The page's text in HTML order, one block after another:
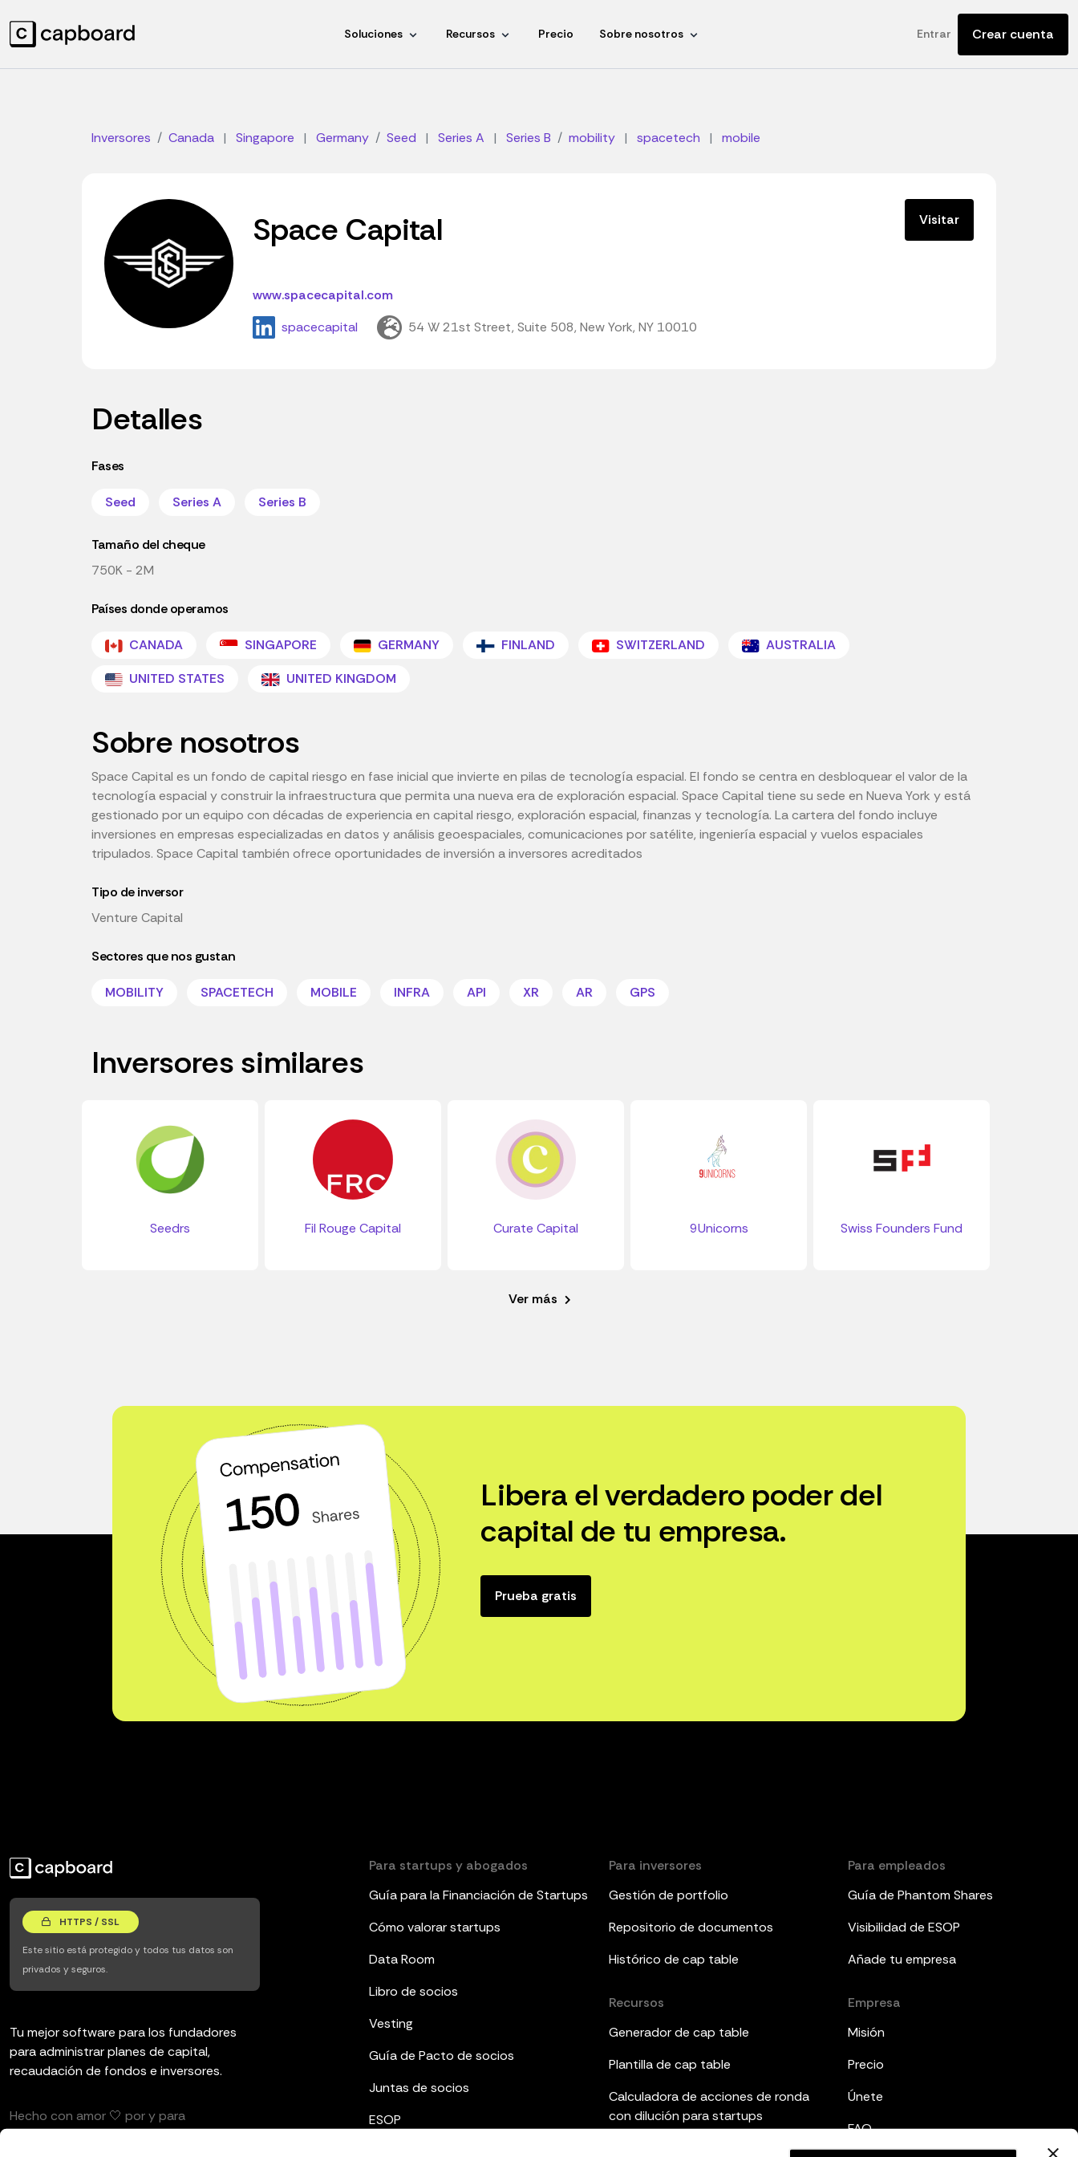
Soluciones Recursos Precio Sobre nosotros Entrar Crear cuenta
Inversores Canada | Singapore | Germany Seed | Series A | Series B mobility | spacetech | mobile
Space Capital Visitar
www.spacecapital.com
spacecapital
54 W 21st Street, Suite 508, New York, NY 10010
Detalles
Fases
Seed Series A Series B
Tamaño del cheque
750K - 2M
Países donde operamos
CANADA SINGAPORE GERMANY FINLAND SWITZERLAND
AUSTRALIA
UNITED STATES
UNITED KINGDOM
Sobre nosotros
Space Capital es un fondo de capital riesgo en fase inicial que invierte en pilas de tecnología espacial. El fondo se centra en desbloquear el valor de la
tecnología espacial y construir la infraestructura que permita una nueva era de exploración espacial. Space Capital tiene su sede en Nueva York y está
gestionado por un equipo con décadas de experiencia en capital riesgo, exploración espacial, finanzas y tecnología. La cartera del fondo incluye
inversiones en empresas especializadas en datos y análisis geoespaciales, comunicaciones por satélite, ingeniería espacial y vuelos espaciales
tripulados. Space Capital también ofrece oportunidades de inversión a inversores acreditados
Tipo de inversor
Venture Capital
Sectores que nos gustan
MOBILITY SPACETECH MOBILE INFRA API XR AR GPS
Inversores similares
Seedrs Fil Rouge Capital Curate Capital 9Unicorns Swiss Founders Fund
Ver más
Libera el verdadero poder del
capital de tu empresa.
Prueba gratis
HTTPS / SSL
Este sitio está protegido y todos tus datos son
privados y seguros.
Tu mejor software para los fundadores
para administrar planes de capital,
recaudación de fondos e inversores.
Hecho con amor 🤍 por y para
Para startups y abogados
Guía para la Financiación de Startups
Cómo valorar startups
Data Room
Libro de socios
Vesting
Guía de Pacto de socios
Juntas de socios
ESOP
Para inversores
Gestión de portfolio
Repositorio de documentos
Histórico de cap table
Recursos
Generador de cap table
Plantilla de cap table
Calculadora de acciones de ronda
con dilución para startups
Plantillas de informes a inversores
Para empleados
Guía de Phantom Shares
Visibilidad de ESOP
Añade tu empresa
Empresa
Misión
Precio
Únete
FAQ